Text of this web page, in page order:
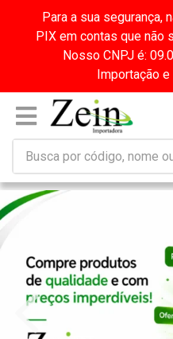
Para a sua segurança,
PIX em contas que não
Nosso CNPJ é:
Importação e